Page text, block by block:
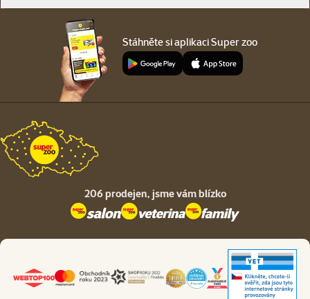
Stáhněte si aplikaci Super zoo
206 prodejen, jsme vám blízko